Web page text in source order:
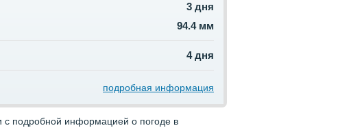
3 дня
94.4 мм
4 дня
подробная информация
с подробной информацией о погоде в